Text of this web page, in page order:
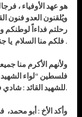
هو عهد الأوفياء ،
ويُلقنون العدو فنون
رحلتم فداءاً لوطنكم
فلكم منا السلام يا جند الحق .
ولأنهم الأكرم منا
فلسطين “لواء الشهيد
للشهيد القائد : شادي فروانة.
وأكد الأخ : أبو